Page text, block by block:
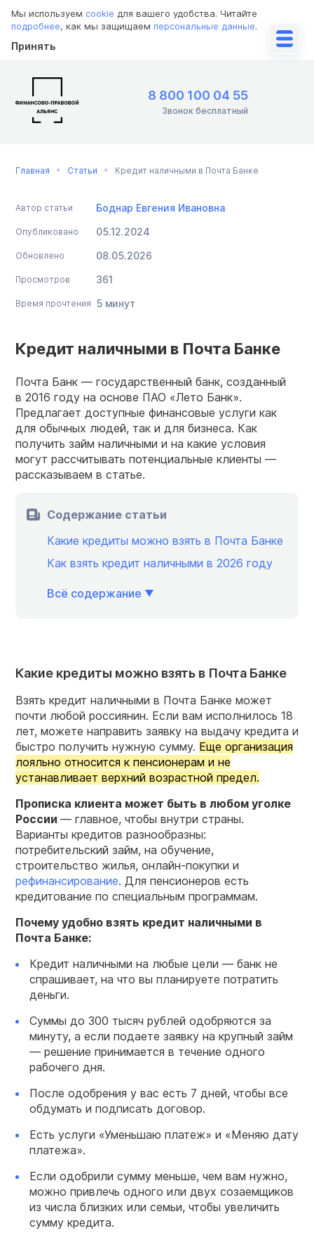
Мы используем cookie для вашего удобства. Читайте
подробнее, как мы защищаем персональные данные.
Принять
8 800 100 04 55
Звонок бесплатный
Главная Статьи Кредит наличными в Почта Банке
Автор статьи Боднар Евгения Ивановна
Опубликовано 05.12.2024
Обновлено 08.05.2026
Просмотров 361
Время прочтения 5 минут
Кредит наличными в Почта Банке
Почта Банк — государственный банк, созданный
в 2016 году на основе ПАО «Лето Банк».
Предлагает доступные финансовые услуги как
для обычных людей, так и для бизнеса. Как
получить займ наличными и на какие условия
могут рассчитывать потенциальные клиенты —
рассказываем в статье.
Содержание статьи
Какие кредиты можно взять в Почта Банке
Как взять кредит наличными в 2026 году
Всё содержание
Какие кредиты можно взять в Почта Банке
Взять кредит наличными в Почта Банке может
почти любой россиянин. Если вам исполнилось 18
лет, можете направить заявку на выдачу кредита и
быстро получить нужную сумму. Еще организация
лояльно относится к пенсионерам и не
устанавливает верхний возрастной предел.
Прописка клиента может быть в любом уголке
России — главное, чтобы внутри страны.
Варианты кредитов разнообразны:
потребительский займ, на обучение,
строительство жилья, онлайн-покупки и
рефинансирование. Для пенсионеров есть
кредитование по специальным программам.
Почему удобно взять кредит наличными в
Почта Банке:
Кредит наличными на любые цели — банк не
спрашивает, на что вы планируете потратить
деньги.
Суммы до 300 тысяч рублей одобряются за
минуту, а если подаете заявку на крупный займ
— решение принимается в течение одного
рабочего дня.
После одобрения у вас есть 7 дней, чтобы все
обдумать и подписать договор.
Есть услуги «Уменьшаю платеж» и «Меняю дату
платежа».
Если одобрили сумму меньше, чем вам нужно,
можно привлечь одного или двух созаемщиков
из числа близких или семьи, чтобы увеличить
сумму кредита.